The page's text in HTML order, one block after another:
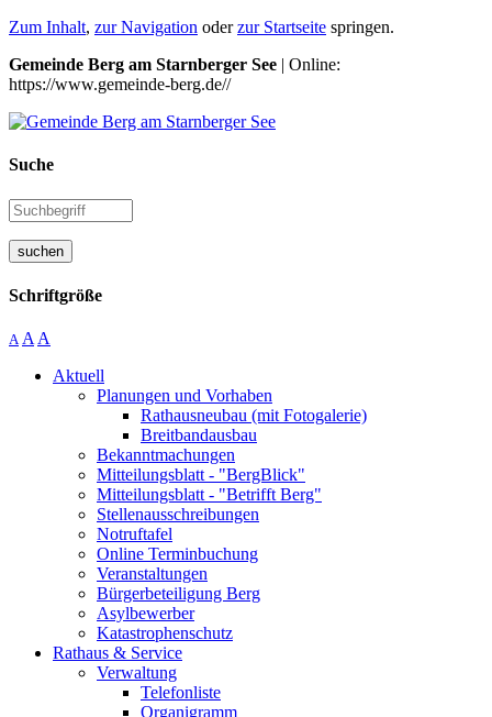
Zum Inhalt, zur Navigation oderzur Startseite springen.
Gemeinde Berg am Starnberger See | Online:
https://www.gemeinde-berg.de//
Suche
suchen
Schriftgröße
A A A
Aktuell
Planungen und Vorhaben
Rathausneubau (mit Fotogalerie)
Breitbandausbau
Bekanntmachungen
Mitteilungsblatt - "BergBlick"
Mitteilungsblatt - "Betrifft Berg"
Stellenausschreibungen
Notruftafel
Online Terminbuchung
Veranstaltungen
Bürgerbeteiligung Berg
Asylbewerber
Katastrophenschutz
Rathaus & Service
Verwaltung
Telefonliste
Organigramm